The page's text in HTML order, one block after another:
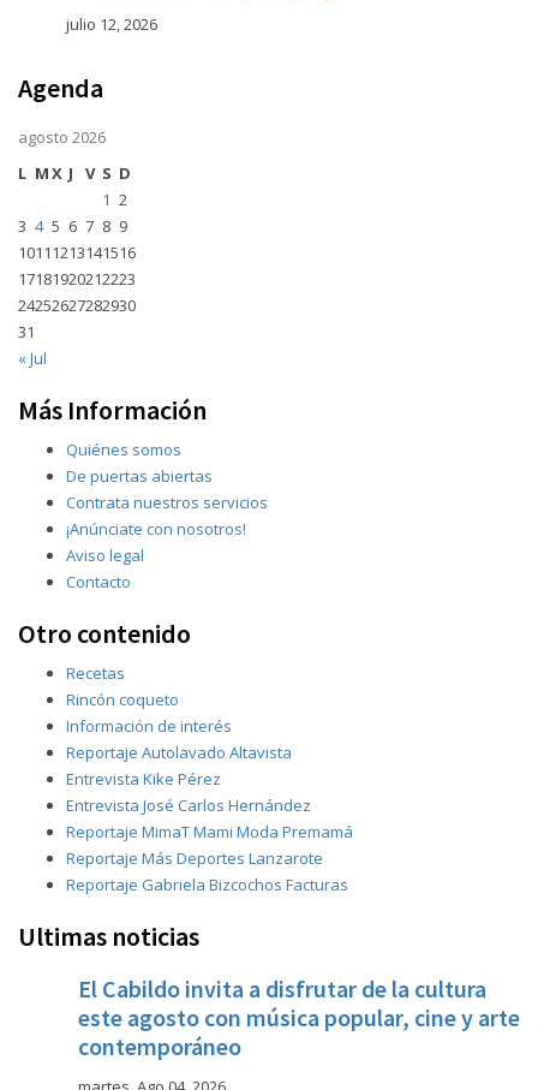
julio 12, 2026
Agenda
agosto 2026
L MX J V S D
1 2
3 4 5 6 7 8 9
10111213141516
17181920212223
24252627282930
31
« Jul
Más Información
Quiénes somos
De puertas abiertas
Contrata nuestros servicios
¡Anúnciate con nosotros!
Aviso legal
Contacto
Otro contenido
Recetas
Rincón coqueto
Información de interés
Reportaje Autolavado Altavista
Entrevista Kike Pérez
Entrevista José Carlos Hernández
Reportaje MimaT Mami Moda Premamá
Reportaje Más Deportes Lanzarote
Reportaje Gabriela Bizcochos Facturas
Ultimas noticias
El Cabildo invita a disfrutar de la cultura
este agosto con música popular, cine y arte
contemporáneo